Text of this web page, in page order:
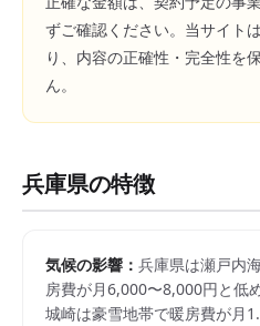
ずご確認ください。当サイト
り、内容の正確性・完全性を
ん。
兵庫県の特徴
気候の影響： 兵庫県は瀬戸内
房費が月6,000〜8,000円と低
城崎は豪雪地帯で暖房費が月